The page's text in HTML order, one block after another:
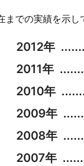
での実績を示し
2012年
2011年
2010年
2009年
2008年
2007年